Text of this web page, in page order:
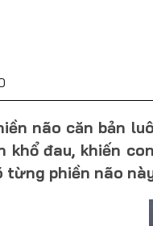
não căn bản
khổ đau, khiến
phiền não